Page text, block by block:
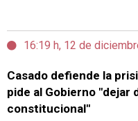
16:19 h, 12 de
Casado defiende la
pide al Gobierno "dejar
constitucional"